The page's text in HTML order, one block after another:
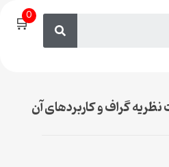
🛒0
نظریه گراف و کاربردهای آن